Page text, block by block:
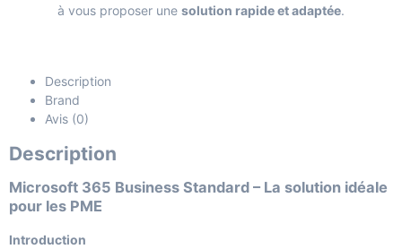
à vous proposer une solution rapide et adaptée.
Description
Brand
Avis (0)
Description
Microsoft 365 Business Standard – La solution idéale
pour les PME
Introduction